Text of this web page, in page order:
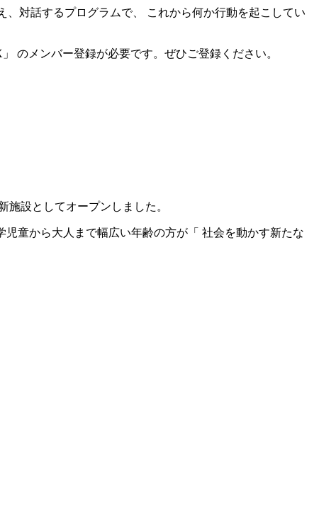
対話するプログラムで、 これから何か行動を起こしてい
のメンバー登録が必要です。ぜひご登録ください。
施設としてオープンしました。
童から大人まで幅広い年齢の方が「 社会を動かす新たな